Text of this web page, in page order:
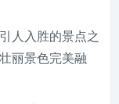
人入胜的景点之
丽景色完美融